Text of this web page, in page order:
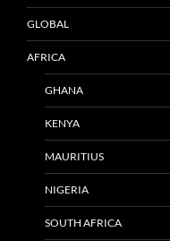
GLOBAL
AFRICA
GHANA
KENYA
MAURITIUS
NIGERIA
SOUTH AFRICA